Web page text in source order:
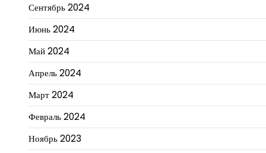
Сентябрь 2024
Июнь 2024
Май 2024
Апрель 2024
Март 2024
Февраль 2024
Ноябрь 2023